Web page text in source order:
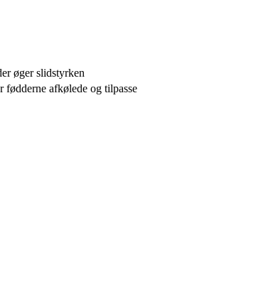
øger slidstyrken
afkølede og tilpasse